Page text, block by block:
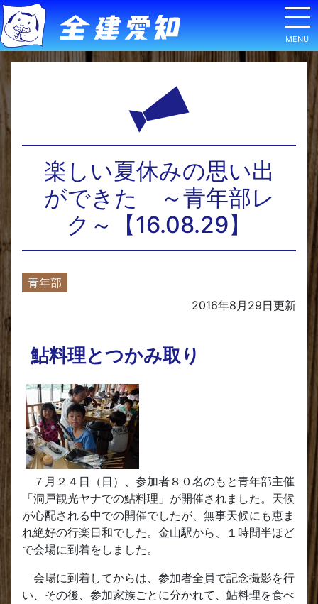
楽しい夏休みの思い出
ができた ～青年部レ
ク～【16.08.29】
青年部
2016年8月29日更新
鮎料理とつかみ取り
７月２４日（日）、参加者８０名のもと青年部主催
「洞戸観光ヤナでの鮎料理」が開催されました。天候
が心配される中での開催でしたが、無事天候にも恵ま
れ絶好の行楽日和でした。金山駅から、１時間半ほど
で会場に到着をしました。
会場に到着してからは、参加者全員で記念撮影を行
い、その後、参加家族ごとに分かれて、鮎料理を食べ